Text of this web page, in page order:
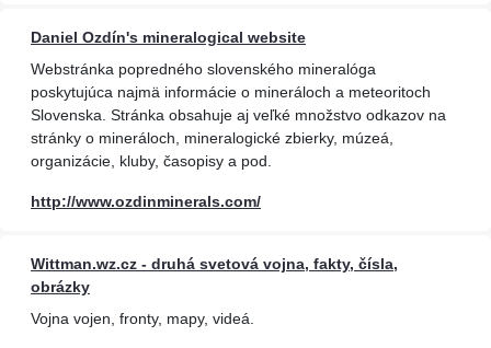
Daniel Ozdín's mineralogical website
Webstránka popredného slovenského mineralóga
poskytujúca najmä informácie o mineráloch a meteoritoch
Slovenska. Stránka obsahuje aj veľké množstvo odkazov na
stránky o mineráloch, mineralogické zbierky, múzeá,
organizácie, kluby, časopisy a pod.
http://www.ozdinminerals.com/
Wittman.wz.cz - druhá svetová vojna, fakty, čísla,
obrázky
Vojna vojen, fronty, mapy, videá.